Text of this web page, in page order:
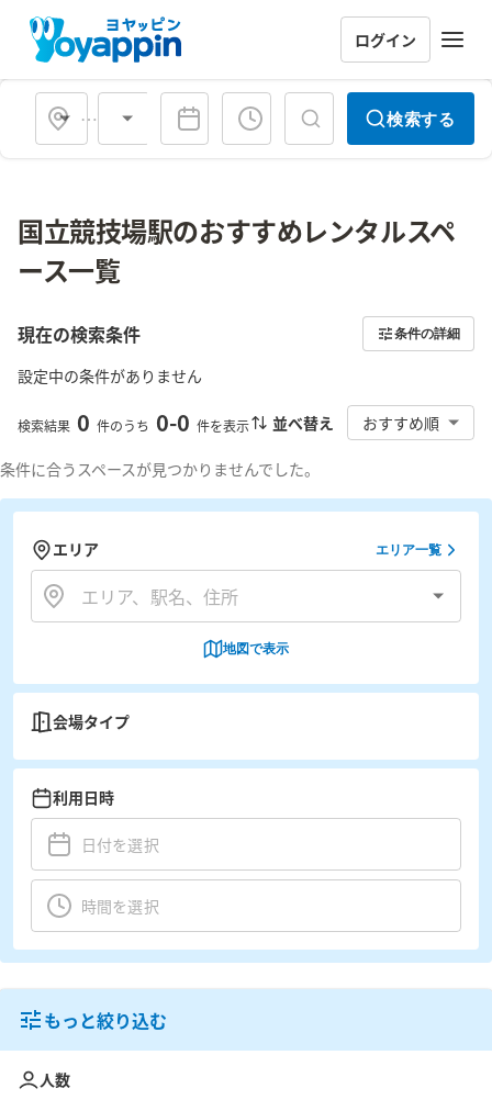
ログイン
会場タイプ 検索する
国立競技場駅のおすすめレンタルスペ
ース一覧
現在の検索条件 条件の詳細
設定中の条件がありません
検索結果 0 件のうち 0-0 件を表示 並べ替え おすすめ順
条件に合うスペースが見つかりませんでした。
エリア エリア一覧
地図で表示
会場タイプ
利用日時
もっと絞り込む
人数